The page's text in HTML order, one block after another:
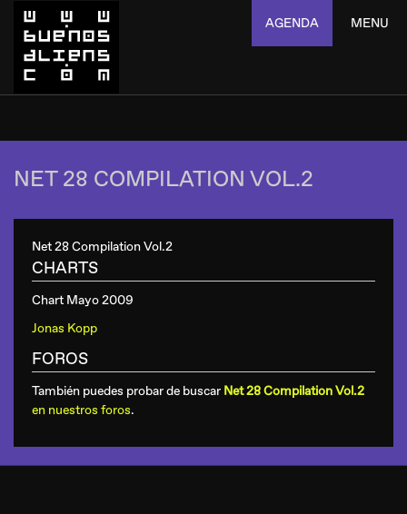
AGENDA MENU
NET 28 COMPILATION VOL.2
Net 28 Compilation Vol.2
CHARTS
Chart Mayo 2009
Jonas Kopp
FOROS
También puedes probar de buscar Net 28 Compilation Vol.2
en nuestros foros.